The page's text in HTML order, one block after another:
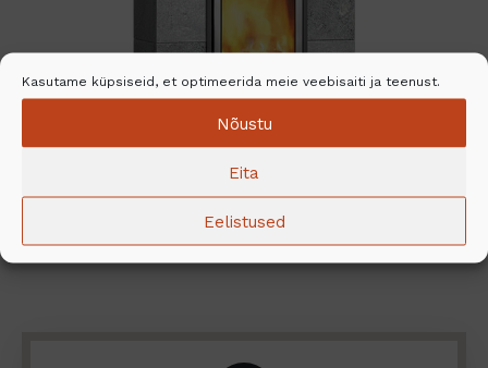
Kasutame küpsiseid, et optimeerida meie veebisaiti ja teenust.
Nõustu
Eita
Eelistused